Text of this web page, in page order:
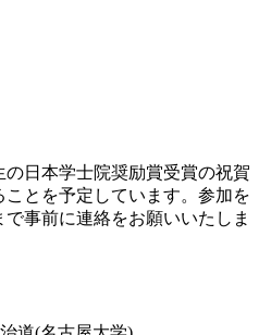
日本学士院奨励賞受賞の祝賀
とを予定しています。参加を
事前に連絡をお願いいたしま